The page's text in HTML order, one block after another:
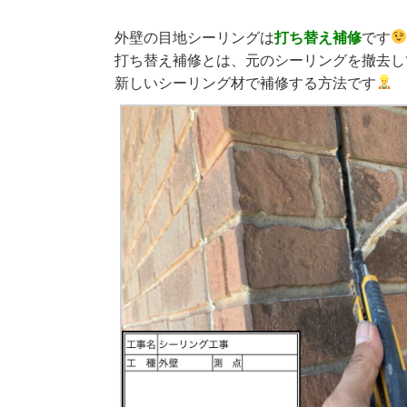
外壁の目地シーリングは打ち替え補修です
打ち替え補修とは、元のシーリングを撤去
新しいシーリング材で補修する方法です